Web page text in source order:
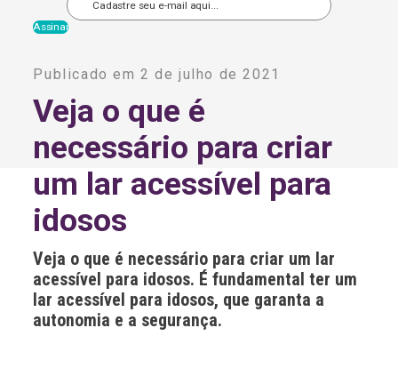
t
r
n
:
Publicado em 2 de julho de 2021
Veja o que é
necessário para criar
um lar acessível para
idosos
Veja o que é necessário para criar um lar
acessível para idosos. É fundamental ter um
lar acessível para idosos, que garanta a
autonomia e a segurança.